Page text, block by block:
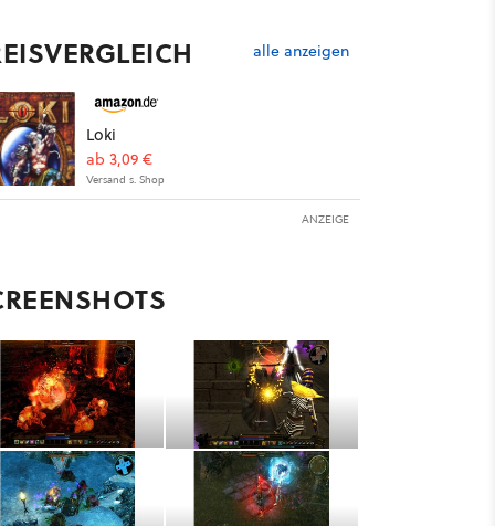
alle anzeigen
Loki
ab 3,09 €
Versand s. Shop
ANZEIGE